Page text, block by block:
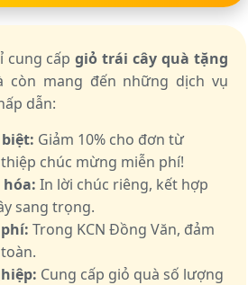
cung cấpgiỏ trái cây quà tặng
còn mang đến những dịch vụ
dẫn:
Giảm 10% cho đơn từ
chúc mừng miễn phí!
hóa: In lời chúc riêng, kết hợp
sang trọng.
Trong KCN Đồng Văn, đảm
Cung cấp giỏ quà số lượng